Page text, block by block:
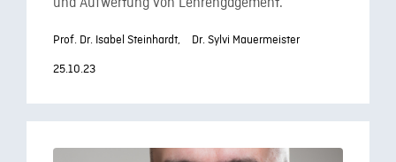
Prof. Dr. Isabel Steinhardt,
Dr. Sylvi Mauermeister
25.10.23